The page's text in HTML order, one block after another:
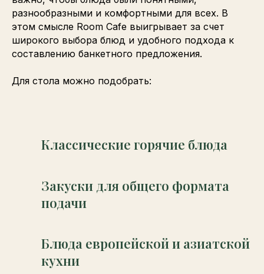
разнообразными и комфортными для всех. В
этом смысле Room Cafe выигрывает за счет
широкого выбора блюд и удобного подхода к
составлению банкетного предложения.
Для стола можно подобрать:
Классические горячие блюда
Закуски для общего формата
подачи
Блюда европейской и азиатской
кухни